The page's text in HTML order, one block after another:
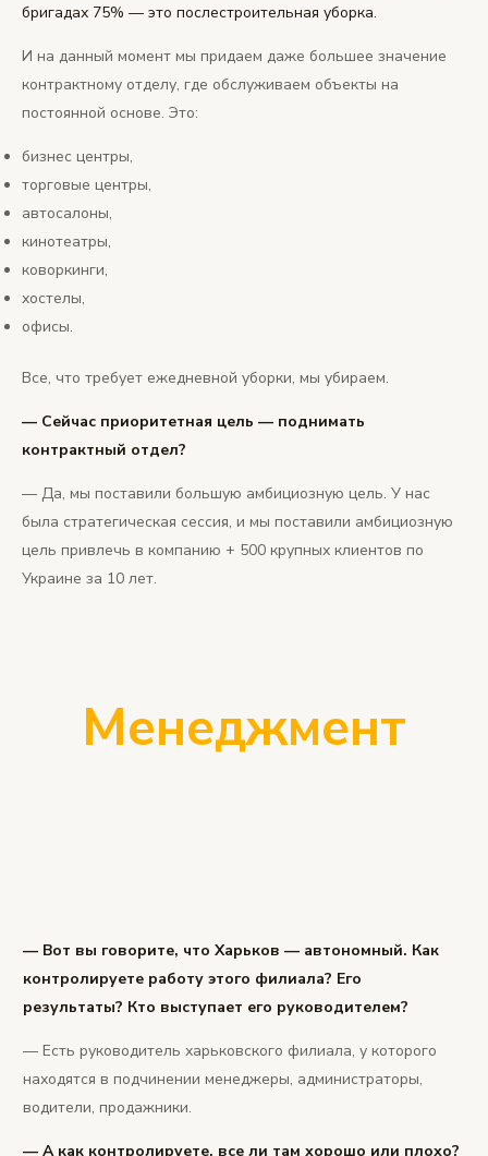
бригадах 75% — это послестроительная уборка.
И на данный момент мы придаем даже большее значение
контрактному отделу, где обслуживаем объекты на
постоянной основе. Это:
бизнес центры,
торговые центры,
автосалоны,
кинотеатры,
коворкинги,
хостелы,
офисы.
Все, что требует ежедневной уборки, мы убираем.
— Сейчас приоритетная цель — поднимать
контрактный отдел?
— Да, мы поставили большую амбициозную цель. У нас
была стратегическая сессия, и мы поставили амбициозную
цель привлечь в компанию + 500 крупных клиентов по
Украине за 10 лет.
Менеджмент
— Вот вы говорите, что Харьков — автономный. Как
контролируете работу этого филиала? Его
результаты? Кто выступает его руководителем?
— Есть руководитель харьковского филиала, у которого
находятся в подчинении менеджеры, администраторы,
водители, продажники.
— А как контролируете, все ли там хорошо или плохо?